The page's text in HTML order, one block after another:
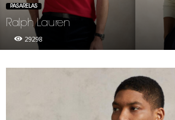
PASARELAS
Ralph Lauren
29298